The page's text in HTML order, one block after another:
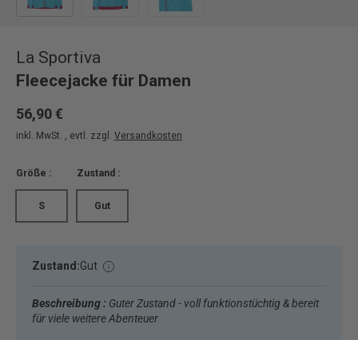
La Sportiva
Fleecejacke für Damen
56,90 €
inkl. MwSt. , evtl. zzgl. Versandkosten
Größe :
S
Zustand :
Gut
Zustand:Gut
Beschreibung : Guter Zustand - voll funktionstüchtig & bereit
für viele weitere Abenteuer